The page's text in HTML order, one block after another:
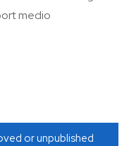
medio
or unpublished